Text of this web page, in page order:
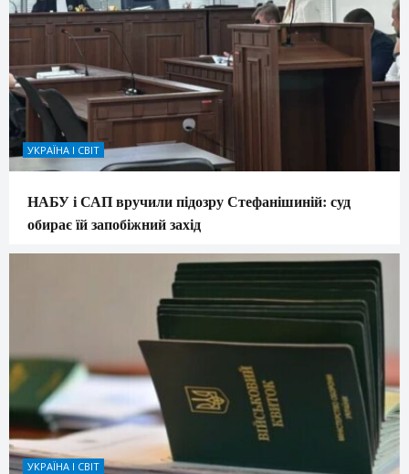
УКРАЇНА І СВІТ
НАБУ і САП вручили підозру Стефанішиній: суд
обирає їй запобіжний захід
УКРАЇНА І СВІТ